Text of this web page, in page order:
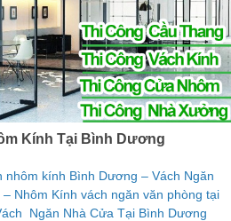
Kính Tại Bình Dương
nhôm kính Bình Dương – Vách Ngăn
Nhôm Kính vách ngăn văn phòng tại
Ngăn Nhà Cửa Tại Bình Dương